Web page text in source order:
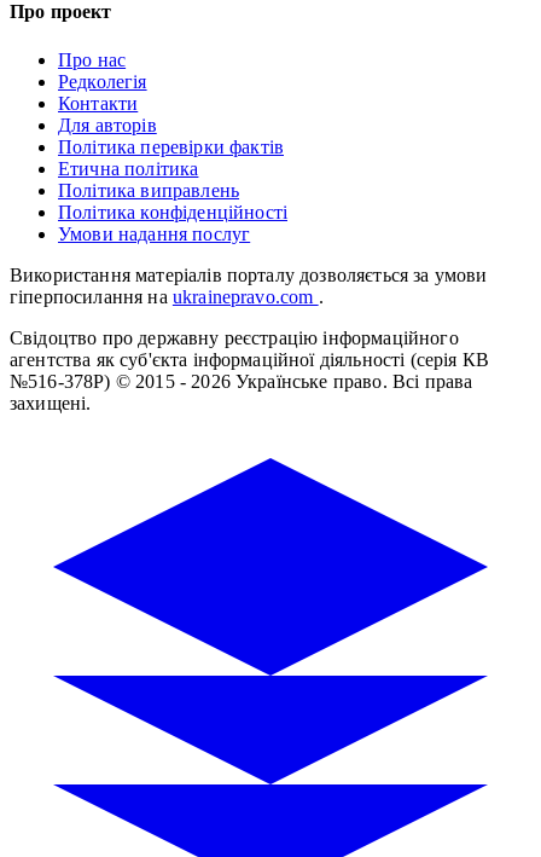
Про проект
Про нас
Редколегія
Контакти
Для авторів
Політика перевірки фактів
Етична політика
Політика виправлень
Політика конфіденційності
Умови надання послуг
Використання матеріалів порталу дозволяється за умови
гіперпосилання на ukrainepravo.com .
Свідоцтво про державну реєстрацію інформаційного
агентства як суб'єкта інформаційної діяльності (серія КВ
№516-378Р) © 2015 - 2026 Українське право. Всі права
захищені.